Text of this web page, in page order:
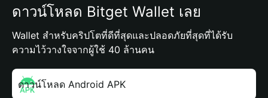
ดาวน์โหลด Bitget Wallet เลย
Wallet สำหรับคริปโตที่ดีที่สุดและปลอดภัยที่สุดที่ได้รับ
ความไว้วางใจจากผู้ใช้ 40 ล้านคน
ดาวน์โหลด Android APK